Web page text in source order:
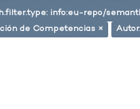
info:eu-repo/
de Competencias ×